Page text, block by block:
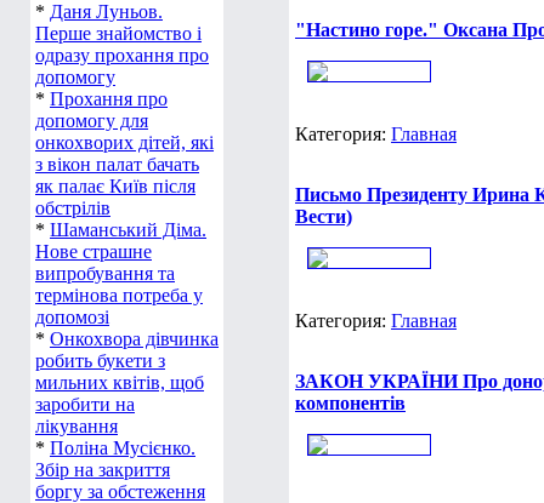
* Даня Луньов.
Перше знайомство і
одразу прохання про
допомогу
* Прохання про
допомогу для
онкохворих дітей, які
з вікон палат бачать
як палає Київ після
обстрілів
* Шаманський Діма.
Нове страшне
випробування та
термінова потреба у
допомозі
* Онкохвора дівчинка
робить букети з
мильних квітів, щоб
заробити на
лікування
* Поліна Мусієнко.
Збір на закриття
боргу за обстеження
"Настино горе." Оксана
Категория: Главная
Письмо Президенту
Вести)
Категория: Главная
ЗАКОН УКРАЇНИ Про
компонентів